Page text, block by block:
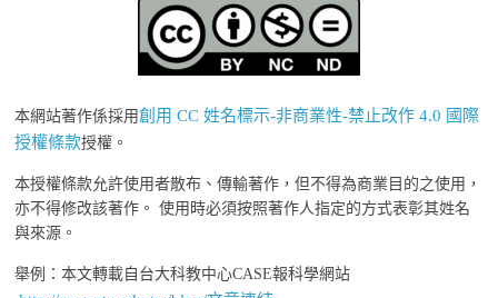
本網站著作係採用創用 CC 姓名標示-非商業性-禁止改作 4.0 國際
授權條款授權。
本授權條款允許使用者散布、傳輸著作，但不得為商業目的之使用，
亦不得修改該著作。 使用時必須按照著作人指定的方式表彰其姓名
與來源。
舉例：本文轉載自台大科教中心CASE報科學網站